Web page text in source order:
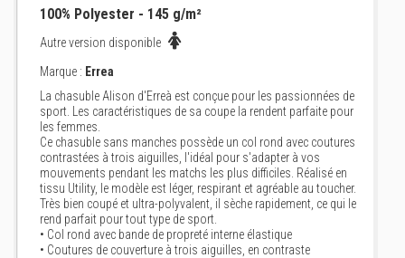
100% Polyester - 145 g/m²
Autre version disponible
Marque : Errea
La chasuble Alison d'Erreà est conçue pour les passionnées de
sport. Les caractéristiques de sa coupe la rendent parfaite pour
les femmes.
Ce chasuble sans manches possède un col rond avec coutures
contrastées à trois aiguilles, l'idéal pour s'adapter à vos
mouvements pendant les matchs les plus difficiles. Réalisé en
tissu Utility, le modèle est léger, respirant et agréable au toucher.
Très bien coupé et ultra-polyvalent, il sèche rapidement, ce qui le
rend parfait pour tout type de sport.
• Col rond avec bande de propreté interne élastique
• Coutures de couverture à trois aiguilles, en contraste